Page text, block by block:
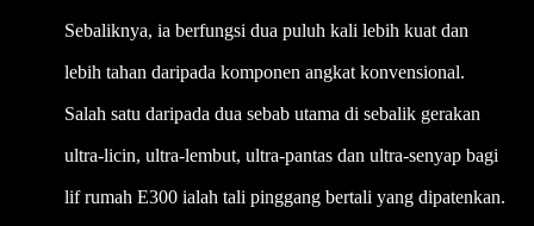
Sebaliknya, ia berfungsi dua puluh kali lebih kuat dan
lebih tahan daripada komponen angkat konvensional.
Salah satu daripada dua sebab utama di sebalik gerakan
ultra-licin, ultra-lembut, ultra-pantas dan ultra-senyap bagi
lif rumah E300 ialah tali pinggang bertali yang dipatenkan.